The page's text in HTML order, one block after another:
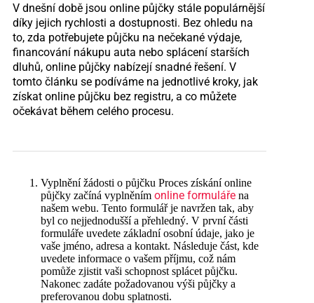
V dnešní době jsou online půjčky stále populárnější
díky jejich rychlosti a dostupnosti. Bez ohledu na
to, zda potřebujete půjčku na nečekané výdaje,
financování nákupu auta nebo splácení starších
dluhů, online půjčky nabízejí snadné řešení. V
tomto článku se podíváme na jednotlivé kroky, jak
získat online půjčku bez registru, a co můžete
očekávat během celého procesu.
Vyplnění žádosti o půjčku Proces získání online
půjčky začíná vyplněním online formulářena
našem webu. Tento formulář je navržen tak, aby
byl co nejjednodušší a přehledný. V první části
formuláře uvedete základní osobní údaje, jako je
vaše jméno, adresa a kontakt. Následuje část, kde
uvedete informace o vašem příjmu, což nám
pomůže zjistit vaši schopnost splácet půjčku.
Nakonec zadáte požadovanou výši půjčky a
preferovanou dobu splatnosti.